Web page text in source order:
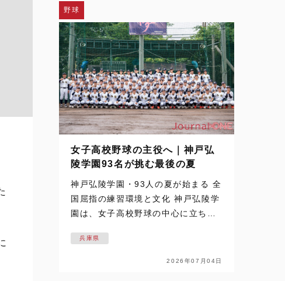
野球
女子高校野球の主役へ｜神戸弘
陵学園93名が挑む最後の夏
神戸弘陵学園・93人の夏が始まる 全
国屈指の練習環境と文化 神戸弘陵学
園は、女子高校野球の中心に立ち続
の夏を追った取材は、梅雨空の下で
始まった。通常なら練習の中止や縮
兵庫県
2026年07月04日